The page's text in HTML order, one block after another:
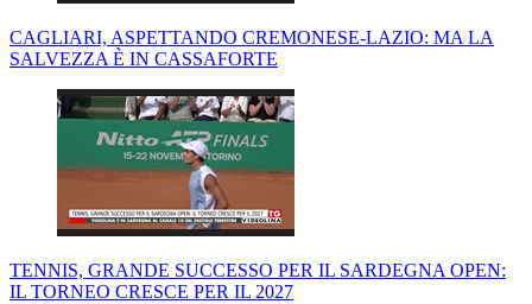
CAGLIARI, ASPETTANDO CREMONESE-LAZIO: MA LA
SALVEZZA È IN CASSAFORTE
TENNIS, GRANDE SUCCESSO PER IL SARDEGNA OPEN:
IL TORNEO CRESCE PER IL 2027